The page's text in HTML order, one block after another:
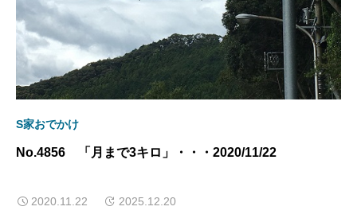
S家おでかけ
No.4856 「月まで3キロ」・・・2020/11/22
2020.11.22 2025.12.20